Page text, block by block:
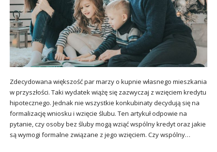
Zdecydowana większość par marzy o kupnie własnego mieszkania
w przyszłości. Taki wydatek wiążę się zazwyczaj z wzięciem kredytu
hipotecznego. Jednak nie wszystkie konkubinaty decydują się na
formalizację wniosku i wzięcie ślubu. Ten artykuł odpowie na
pytanie, czy osoby bez śluby mogą wziąć wspólny kredyt oraz jakie
są wymogi formalne związane z jego wzięciem. Czy wspólny…